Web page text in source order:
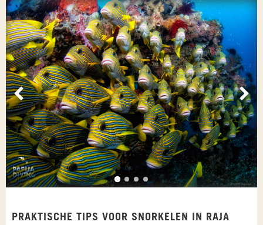
Vorige
PRAKTISCHE TIPS VOOR SNORKELEN IN RAJA